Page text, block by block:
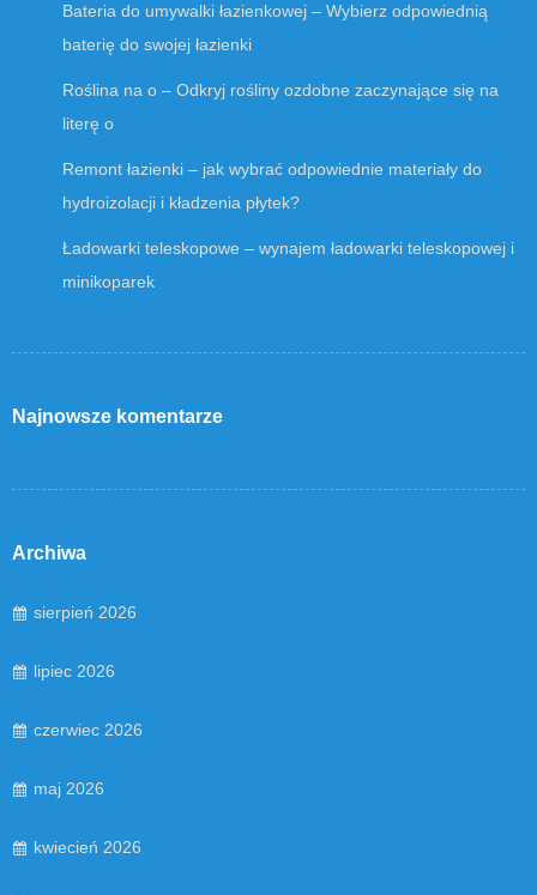
Bateria do umywalki łazienkowej – Wybierz odpowiednią
baterię do swojej łazienki
Roślina na o – Odkryj rośliny ozdobne zaczynające się na
literę o
Remont łazienki – jak wybrać odpowiednie materiały do
hydroizolacji i kładzenia płytek?
Ładowarki teleskopowe – wynajem ładowarki teleskopowej i
minikoparek
Najnowsze komentarze
Archiwa
sierpień 2026
lipiec 2026
czerwiec 2026
maj 2026
kwiecień 2026